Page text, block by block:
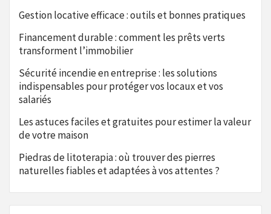
Gestion locative efficace : outils et bonnes pratiques
Financement durable : comment les prêts verts
transforment l’immobilier
Sécurité incendie en entreprise : les solutions
indispensables pour protéger vos locaux et vos
salariés
Les astuces faciles et gratuites pour estimer la valeur
de votre maison
Piedras de litoterapia : où trouver des pierres
naturelles fiables et adaptées à vos attentes ?